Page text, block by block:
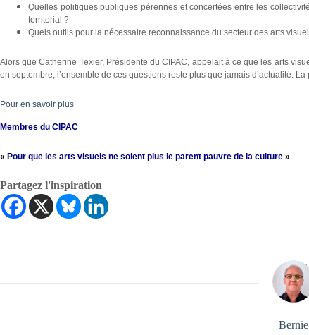
Quelles politiques publiques pérennes et concertées entre les
territorial ?
Quels outils pour la nécessaire reconnaissance du secteur des arts
Alors que Catherine Texier, Présidente du CIPAC, appelait à ce que les arts
en septembre, l’ensemble de ces questions reste plus que jamais d’actualité.
Pour en savoir plus
Membres du CIPAC
« Pour que les arts visuels ne soient plus le parent pauvre de la culture »
Partagez l'inspiration
Bernie